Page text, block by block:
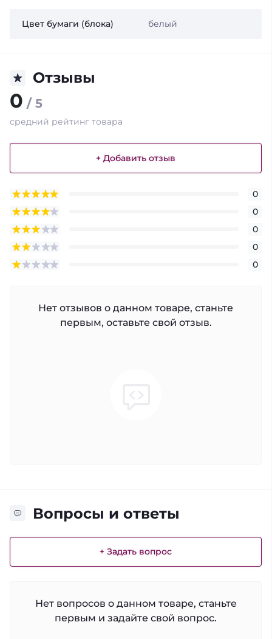
Цвет бумаги (блока) белый
Отзывы
0 / 5
средний рейтинг товара
+ Добавить отзыв
0
0
0
0
0
Нет отзывов о данном товаре, станьте
первым, оставьте свой отзыв.
Вопросы и ответы
+ Задать вопрос
Нет вопросов о данном товаре, станьте
первым и задайте свой вопрос.